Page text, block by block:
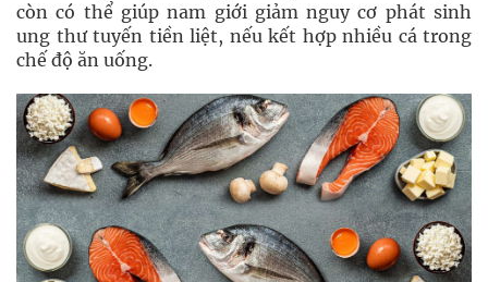
còn có thể giúp nam giới giảm nguy cơ phát sinh
ung thư tuyến tiền liệt, nếu kết hợp nhiều cá trong
chế độ ăn uống.